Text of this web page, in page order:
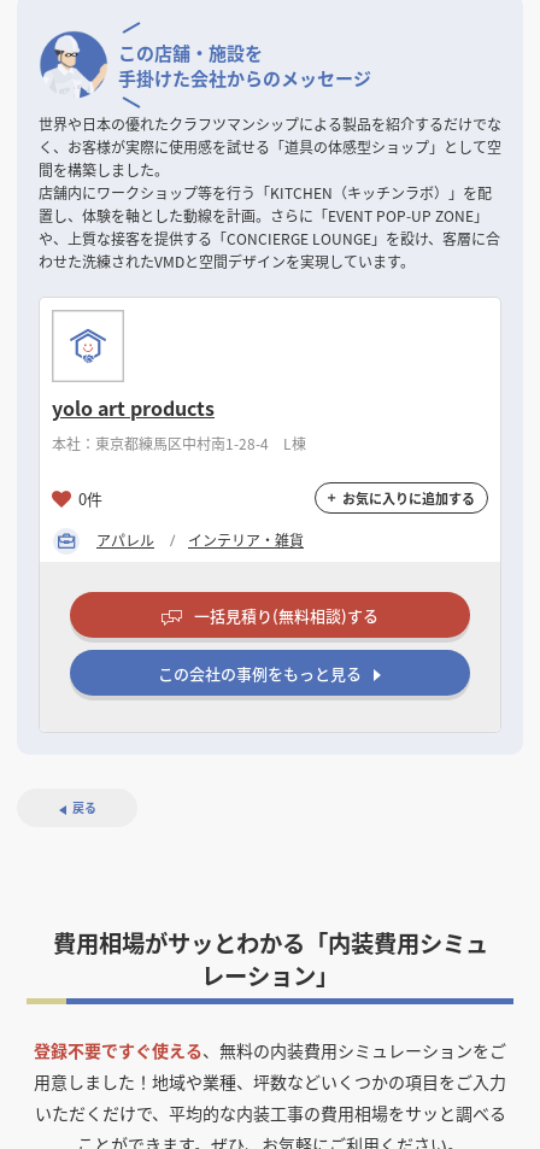
この店舗・施設を
手掛けた会社からのメッセージ
世界や日本の優れたクラフツマンシップによる製品を紹介するだけでな
く、お客様が実際に使用感を試せる「道具の体感型ショップ」として空
間を構築しました。
店舗内にワークショップ等を行う「KITCHEN（キッチンラボ）」を配
置し、体験を軸とした動線を計画。さらに「EVENT POP-UP ZONE」
や、上質な接客を提供する「CONCIERGE LOUNGE」を設け、客層に合
わせた洗練されたVMDと空間デザインを実現しています。
yolo art products
本社：東京都練馬区中村南1-28-4 L棟
0件 お気に入りに追加する
アパレル インテリア・雑貨
一括見積り(無料相談)する
この会社の事例をもっと見る
戻る
費用相場がサッとわかる「内装費用シミュ
レーション」
登録不要ですぐ使える、無料の内装費用シミュレーションをご
用意しました！ 地域や業種、坪数などいくつかの項目をご入力
いただくだけで、平均的な内装工事の費用相場をサッと調べる
ことができます。ぜひ、お気軽にご利用ください。